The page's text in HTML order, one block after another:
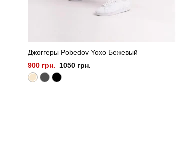
Джоггеры Pobedov Yoxo Бежевый
900 грн. 1050 грн.